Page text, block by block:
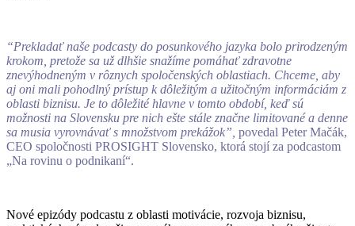
“Prekladať naše podcasty do posunkového jazyka bolo prirodzeným
krokom, pretože sa už dlhšie snažíme pomáhať zdravotne
znevýhodneným v rôznych spoločenských oblastiach. Chceme, aby
aj oni mali pohodlný prístup k dôležitým a užitočným informáciám z
oblasti biznisu. Je to dôležité hlavne v tomto období, keď sú
možnosti na Slovensku pre nich ešte stále značne limitované a denne
sa musia vyrovnávať s množstvom prekážok”, povedal Peter Mačák,
CEO spoločnosti PROSIGHT Slovensko, ktorá stojí za podcastom
„Na rovinu o podnikaní“.
Nové epizódy podcastu z oblasti motivácie, rozvoja biznisu,